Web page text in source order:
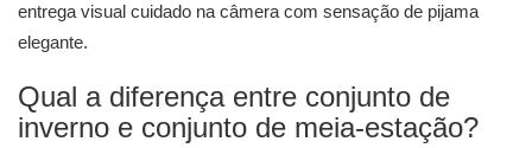
entrega visual cuidado na câmera com sensação de pijama
elegante.
Qual a diferença entre conjunto de
inverno e conjunto de meia-estação?